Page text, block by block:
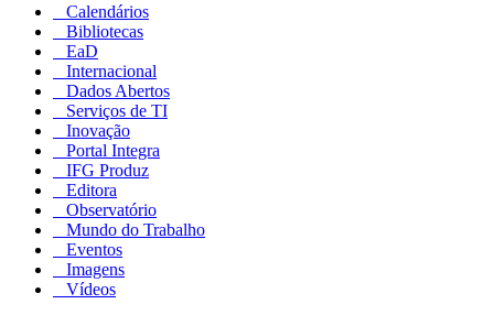
Calendários
Bibliotecas
EaD
Internacional
Dados Abertos
Serviços de TI
Inovação
Portal Integra
IFG Produz
Editora
Observatório
Mundo do Trabalho
Eventos
Imagens
Vídeos